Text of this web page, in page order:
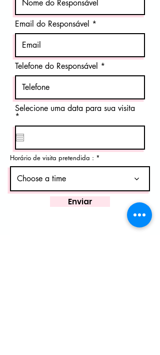
Email do Responsável
Telefone do Responsável
Selecione uma data para sua visita
*
e
q
u
i
r
e
Horário de visita pretendida :
Choose a time
Enviar